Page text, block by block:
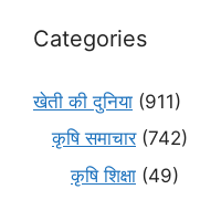
Categories
खेती की दुनिया (911)
कृषि समाचार(742)
कृषि शिक्षा (49)